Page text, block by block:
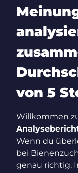
von 5
Willkommen
Wenn du
bei
genau richtig.